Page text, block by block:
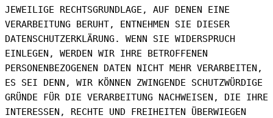
JEWEILIGE RECHTSGRUNDLAGE, AUF DENEN EINE
VERARBEITUNG BERUHT, ENTNEHMEN SIE DIESER
DATENSCHUTZERKLÄRUNG. WENN SIE WIDERSPRUCH
EINLEGEN, WERDEN WIR IHRE BETROFFENEN
PERSONENBEZOGENEN DATEN NICHT MEHR VERARBEITEN,
ES SEI DENN, WIR KÖNNEN ZWINGENDE SCHUTZWÜRDIGE
GRÜNDE FÜR DIE VERARBEITUNG NACHWEISEN, DIE IHRE
INTERESSEN, RECHTE UND FREIHEITEN ÜBERWIEGEN